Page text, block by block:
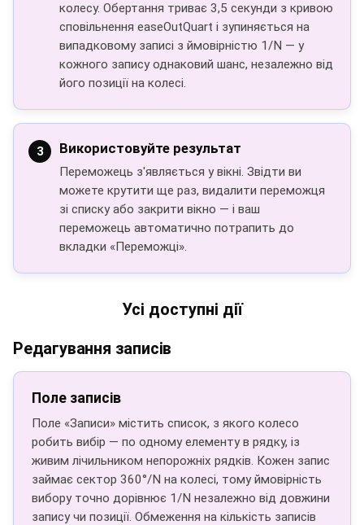
колесу. Обертання триває 3,5 секунди з кривою
сповільнення easeOutQuart і зупиняється на
випадковому записі з ймовірністю 1/N — у
кожного запису однаковий шанс, незалежно від
його позиції на колесі.
Використовуйте результат
Переможець з'являється у вікні. Звідти ви
можете крутити ще раз, видалити переможця
зі списку або закрити вікно — і ваш
переможець автоматично потрапить до
вкладки «Переможці».
Усі доступні дії
Редагування записів
Поле записів
Поле «Записи» містить список, з якого колесо
робить вибір — по одному елементу в рядку, із
живим лічильником непорожніх рядків. Кожен запис
займає сектор 360°/N на колесі, тому ймовірність
вибору точно дорівнює 1/N незалежно від довжини
запису чи позиції. Обмеження на кількість записів